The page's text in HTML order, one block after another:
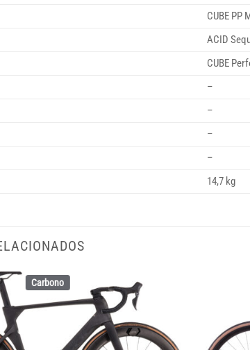
CUBE PP
ACID
CUBE
–
–
–
–
14,7 kg
Carbono